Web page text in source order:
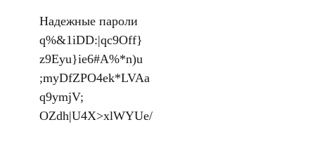
s
A
p
p
u
b
т
а
к
т
t
e
r
Надежные пароли
q%&1iDD:|qc9Off}
z9Eyu}ie6#A%*n)u
;myDfZPO4ek*LVAa
q9ymjV;
OZdh|U4X>xlWYUe/